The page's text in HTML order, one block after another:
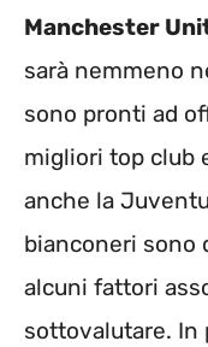
Manchester
sarà nemmeno
sono pronti ad
migliori top club
anche la
bianconeri sono
alcuni fattori
sottovalutare. In